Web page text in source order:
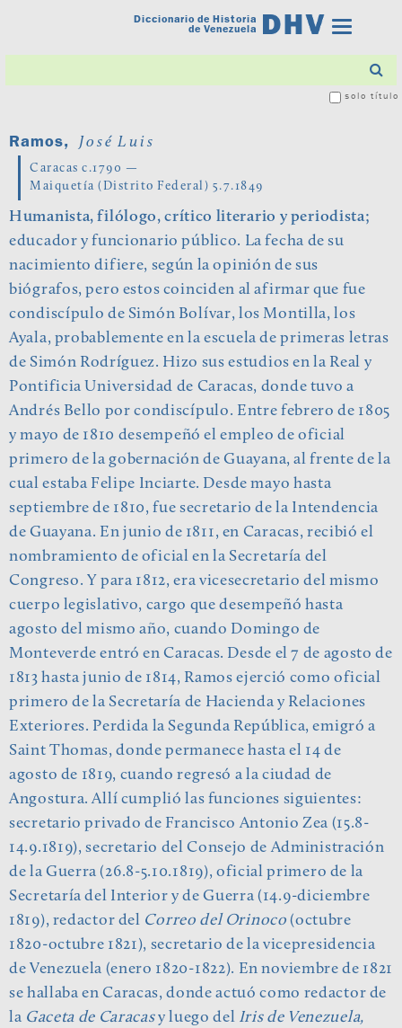
Toggle
Diccionario de Historia
de Venezuela
solo título
Ramos, José Luis
Caracas c.1790 —
Maiquetía (Distrito Federal) 5.7.1849
Humanista, filólogo, crítico literario y periodista;
educador y funcionario público. La fecha de su
nacimiento difiere, según la opinión de sus
biógrafos, pero estos coinciden al afirmar que fue
condiscípulo de Simón Bolívar, los Montilla, los
Ayala, probablemente en la escuela de primeras letras
de Simón Rodríguez. Hizo sus estudios en la Real y
Pontificia Universidad de Caracas, donde tuvo a
Andrés Bello por condiscípulo. Entre febrero de 1805
y mayo de 1810 desempeñó el empleo de oficial
primero de la gobernación de Guayana, al frente de la
cual estaba Felipe Inciarte. Desde mayo hasta
septiembre de 1810, fue secretario de la Intendencia
de Guayana. En junio de 1811, en Caracas, recibió el
nombramiento de oficial en la Secretaría del
Congreso. Y para 1812, era vicesecretario del mismo
cuerpo legislativo, cargo que desempeñó hasta
agosto del mismo año, cuando Domingo de
Monteverde entró en Caracas. Desde el 7 de agosto de
1813 hasta junio de 1814, Ramos ejerció como oficial
primero de la Secretaría de Hacienda y Relaciones
Exteriores. Perdida la Segunda República, emigró a
Saint Thomas, donde permanece hasta el 14 de
agosto de 1819, cuando regresó a la ciudad de
Angostura. Allí cumplió las funciones siguientes:
secretario privado de Francisco Antonio Zea (15.8-
14.9.1819), secretario del Consejo de Administración
de la Guerra (26.8-5.10.1819), oficial primero de la
Secretaría del Interior y de Guerra (14.9-diciembre
1819), redactor del Correo del Orinoco (octubre
1820-octubre 1821), secretario de la vicepresidencia
de Venezuela (enero 1820-1822). En noviembre de 1821
se hallaba en Caracas, donde actuó como redactor de
la Gaceta de Caracasy luego del Iris de Venezuela,